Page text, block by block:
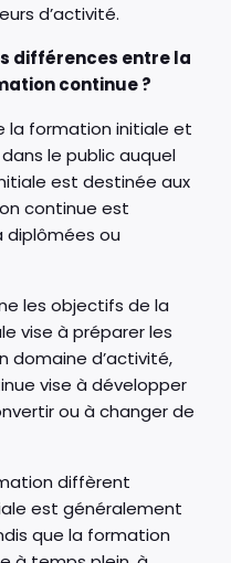
d’activité.
différences entre la
continue ?
la formation initiale et
le public auquel
est destinée aux
continue est
diplômées ou
les objectifs de la
vise à préparer les
domaine d’activité,
vise à développer
ou à changer de
diffèrent
est généralement
que la formation